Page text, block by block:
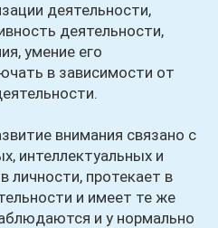
деятельности,
деятельности,
умение его
в зависимости от
внимания связано с
интеллектуальных и
личности, протекает в
и имеет те же
и у нормально